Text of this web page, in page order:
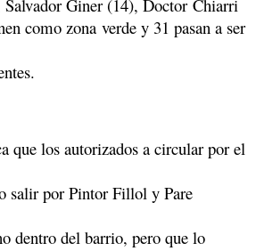
Salvador Giner (14), Doctor Chiarri
como zona verde y 31 pasan a ser
que los autorizados a circular por el
salir por Pintor Fillol y Pare
dentro del barrio, pero que lo